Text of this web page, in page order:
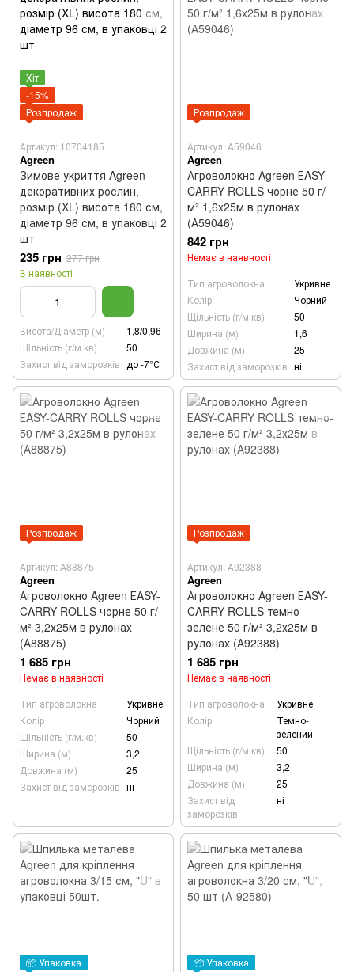
Хіт
-15%
Розпродаж
Артикул: 10704185
Agreen
Зимове укриття Agreen
декоративних рослин,
розмір (XL) висота 180 см,
діаметр 96 см, в упаковці 2
шт
235 грн 277 грн
В наявності
Висота/Діаметр (м)
1,8/0,96
Щiльність (г/м.кв)
50
Захист вiд заморозків до -7°С
Розпродаж
Артикул: А59046
Agreen
Агроволокно Agreen ЕASY-
CARRY ROLLS чорне 50 г/
м² 1,6х25м в рулонах
(А59046)
842 грн
Немає в наявності
Тип агроволокна
Укривне
Колір
Чорний
Щільність (г/м.кв)
50
Ширина (м)
1,6
Довжина (м)
25
Захист від заморозків ні
Розпродаж
Артикул: А88875
Agreen
Агроволокно Agreen ЕASY-
CARRY ROLLS чорне 50 г/
м² 3,2х25м в рулонах
(А88875)
1 685 грн
Немає в наявності
Тип агроволокна
Укривне
Колір
Чорний
Щільність (г/м.кв)
50
Ширина (м)
3,2
Довжина (м)
25
Захист від заморозків ні
Розпродаж
Артикул: А92388
Agreen
Агроволокно Agreen ЕASY-
CARRY ROLLS темно-
зелене 50 г/м² 3,2х25м в
рулонах (А92388)
1 685 грн
Немає в наявності
Тип агроволокна
Укривне
Колір
Темно-
зелений
Щільність (г/м.кв)
50
Ширина (м)
3,2
Довжина (м)
25
Захист від
заморозків
ні
📦 Упаковка
📦 Упаковка